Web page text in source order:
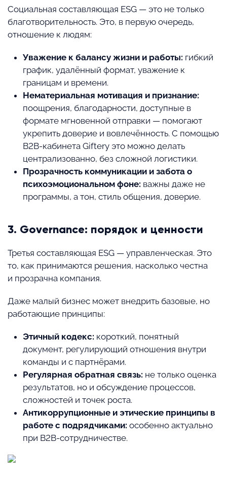
Социальная составляющая ESG — это не только
благотворительность. Это, в первую очередь,
отношение к людям:
Уважение к балансу жизни и работы: гибкий
график, удалённый формат, уважение к
границам и времени.
Нематериальная мотивация и признание:
поощрения, благодарности, доступные в
формате мгновенной отправки — помогают
укрепить доверие и вовлечённость. С помощью
B2B-кабинета Giftery это можно делать
централизованно, без сложной логистики.
Прозрачность коммуникации и забота о
психоэмоциональном фоне: важны даже не
программы, а тон, стиль общения, доверие.
3. Governance: порядок и ценности
Третья составляющая ESG — управленческая. Это
то, как принимаются решения, насколько честна
и прозрачна компания.
Даже малый бизнес может внедрить базовые, но
работающие принципы:
Этичный кодекс: короткий, понятный
документ, регулирующий отношения внутри
команды и с партнёрами.
Регулярная обратная связь: не только оценка
результатов, но и обсуждение процессов,
сложностей и точек роста.
Антикоррупционные и этические принципы в
работе с подрядчиками: особенно актуально
при B2B-сотрудничестве.